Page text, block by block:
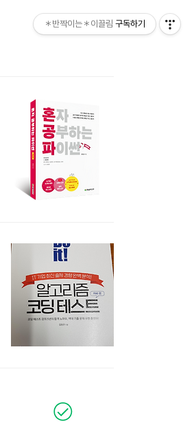
＊반짝이는＊이끌림 구독하기